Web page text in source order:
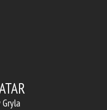
Gryla